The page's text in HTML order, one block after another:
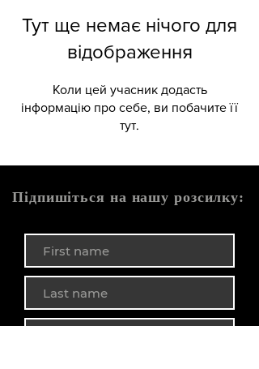
Тут ще немає нічого для
відображення
Коли цей учасник додасть
інформацію про себе, ви побачите її
тут.
Підпишіться на нашу розсилку: